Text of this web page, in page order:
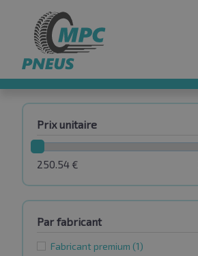
Prix unitaire
250.54 €
Par fabricant
Fabricant premium (1)